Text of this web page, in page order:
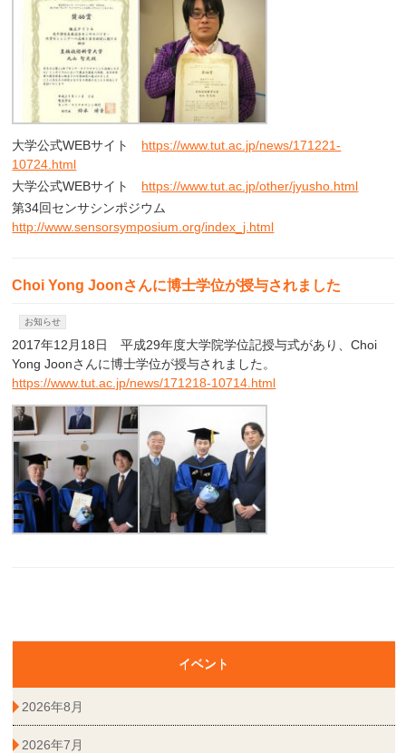
大学公式WEBサイト https://www.tut.ac.jp/news/171221-
10724.html
大学公式WEBサイト https://www.tut.ac.jp/other/jyusho.html
第34回センサシンポジウム
http://www.sensorsymposium.org/index_j.html
Choi Yong Joonさんに博士学位が授与されました
お知らせ
2017年12月18日 平成29年度大学院学位記授与式があり、Choi
Yong Joonさんに博士学位が授与されました。
https://www.tut.ac.jp/news/171218-10714.html
イベント
2026年8月
2026年7月